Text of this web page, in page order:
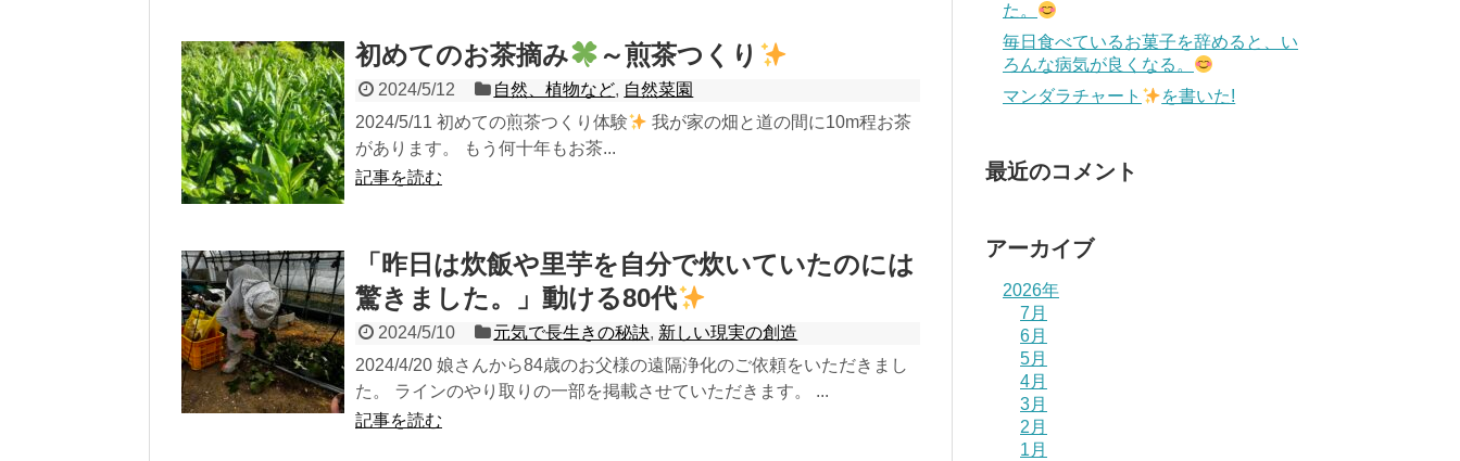
初めてのお茶摘み ～煎茶つくり
2024/5/12 自然、植物など, 自然菜園
2024/5/11 初めての煎茶つくり体験
我が家の畑と道の間に10m程お茶
があります。 もう何十年もお茶...
記事を読む
「昨日は炊飯や里芋を自分で炊いていたのには
驚きました。」動ける80代
2024/5/10 元気で長生きの秘訣, 新しい現実の創造
2024/4/20 娘さんから84歳のお父様の遠隔浄化のご依頼をいただきまし
た。 ラインのやり取りの一部を掲載させていただきます。 ...
記事を読む
た。
毎日食べているお菓子を辞めると、い
ろんな病気が良くなる。
マンダラチャート
を書いた!
最近のコメント
アーカイブ
2026年
7月
6月
5月
4月
3月
2月
1月